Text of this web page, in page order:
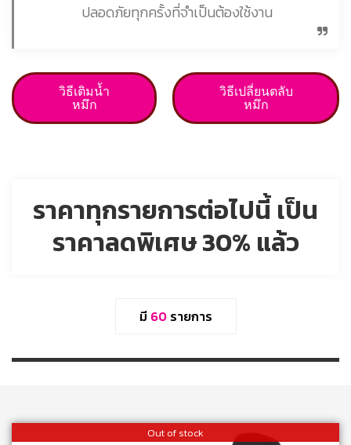
ปลอดภัยทุกครั้งที่จำเป็นต้องใช้งาน
วิธีเติมน้ำ
หมึก
วิธีเปลี่ยนตลับ
หมึก
ราคาทุกรายการต่อไปนี้ เป็น
ราคาลดพิเศษ 30% แล้ว
มี60 รายการ
Out of stock